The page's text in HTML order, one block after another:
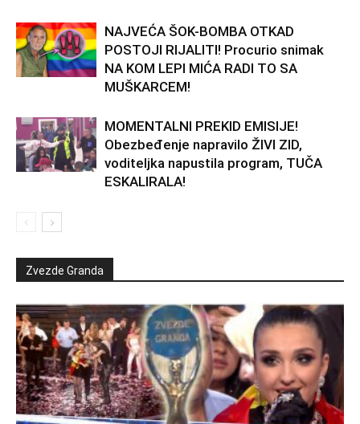
NAJVEĆA ŠOK-BOMBA OTKAD
POSTOJI RIJALITI! Procurio snimak
NA KOM LEPI MIĆA RADI TO SA
MUŠKARCEM!
MOMENTALNI PREKID EMISIJE!
Obezbeđenje napravilo ŽIVI ZID,
voditeljka napustila program, TUČA
ESKALIRALA!
Zvezde Granda